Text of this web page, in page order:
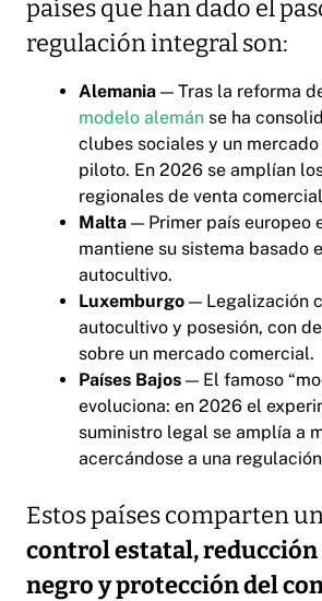
países que han dado el
regulación integral son:
Alemania — Tras la reforma
modelo alemán se ha
clubes sociales y un
piloto. En 2026 se amplían
regionales de venta
Malta — Primer país europeo
mantiene su sistema basado
autocultivo.
Luxemburgo — Legalización
autocultivo y posesión, con
sobre un mercado comercial.
Países Bajos — El famoso
evoluciona: en 2026 el
suministro legal se amplía a
acercándose a una
Estos países comparten
control estatal, reducción
negro y protección del